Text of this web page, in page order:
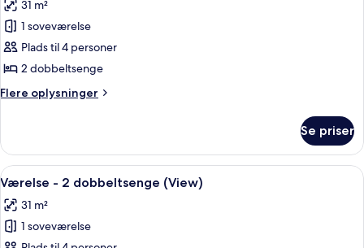
af
Club-
værelse
-
dobbeltsenge
31 m²
1 soveværelse
Plads til 4 personer
2 dobbeltsenge
Flere oplysninger
Flere
værelse
2
Se priser
Indlæs
alle
billeder
af
Et hotelværelse med to senge, et
11
Værelse - 2 dobbeltsenge (View)
31 m²
1 soveværelse